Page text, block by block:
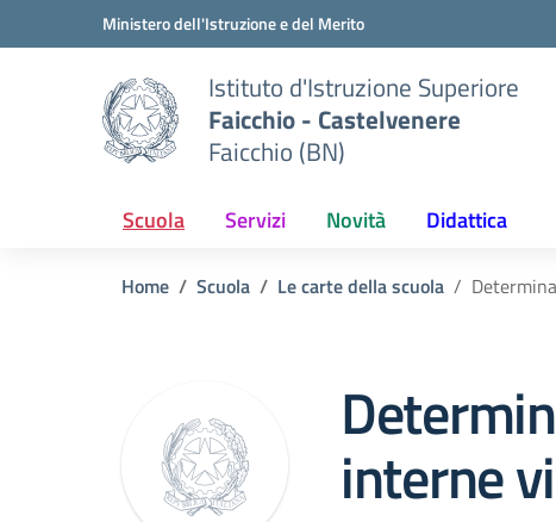
Vai ai contenuti
Vai al menu di navigazioneMinistero dell'Istruzione e del Merito
Istituto d'Istruzione Superiore
Faicchio - Castelvenere
Faicchio (BN)
Scuola Servizi Novità Didattica
Home Scuola Le carte della scuola
interne